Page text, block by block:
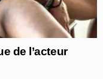
de l’acteur